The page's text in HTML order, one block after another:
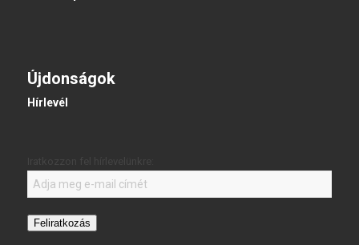
Újdonságok
Hírlevél
Feliratkozás